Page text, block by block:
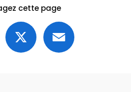
cette page
Facebook